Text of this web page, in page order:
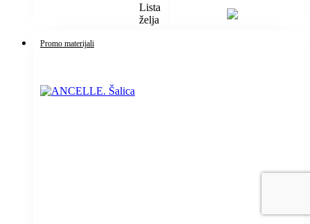
Lista
želja
Promo materijali